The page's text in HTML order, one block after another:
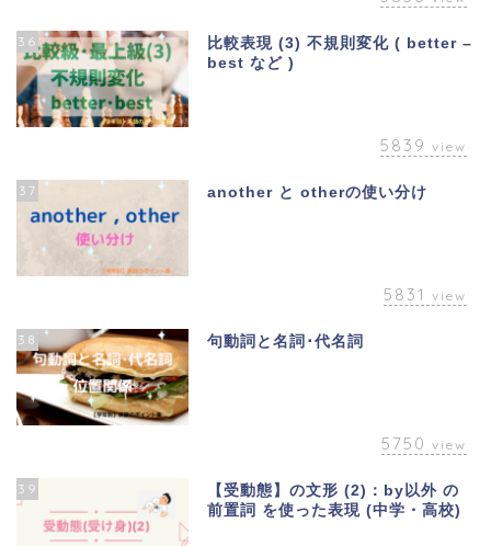
36
比較表現 (3) 不規則変化 ( better –
best など )
5839 view
37 another と otherの使い分け
5831 view
38 句動詞と名詞･代名詞
5750 view
39
【受動態】の文形 (2)：by以外 の
前置詞 を使った表現 (中学・高校)